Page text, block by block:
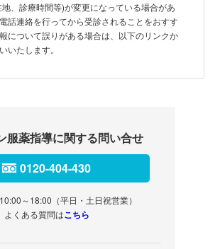
、診療時間等)が変更になっている場合があ
話連絡を行ってから受診されることをおすす
について誤りがある場合は、以下のリンクか
いたします。
服薬指導に関する問い合せ
0120-404-430
～18:00（平日・土日祝営業）
よくある質問はこちら